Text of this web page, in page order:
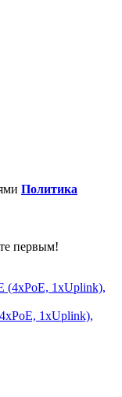
Политика
первым!
1xUplink),